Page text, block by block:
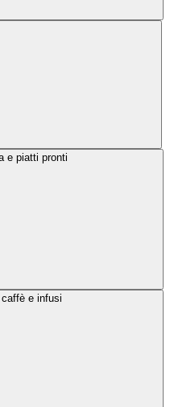
e piatti pronti
e infusi